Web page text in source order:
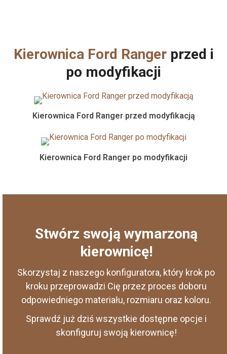
Kierownica Ford Rangerprzed i
po modyfikacji
Kierownica Ford Ranger przed modyfikacją
Kierownica Ford Ranger po modyfikacji
Stwórz swoją wymarzoną
kierownicę!
Skorzystaj z naszego konfiguratora, który krok po
kroku przeprowadzi Cię przez proces doboru
odpowiedniego materiału, rozmiaru oraz koloru.
Sprawdź już dziś wszystkie dostępne opcje i
skonfiguruj swoją kierownicę!